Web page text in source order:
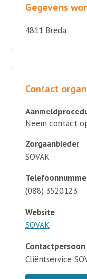
Gegevens
4811 Breda
Contact
Neem contact
Zorgaanbieder
SOVAK
(088) 3520123
Website
SOVAK
Contactpersoon
Cliëntservice